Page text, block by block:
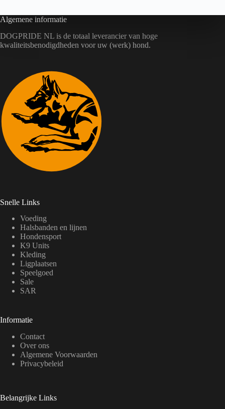
Algemene informatie
DOGPRIDE NL is de totaal leverancier van hoge
kwaliteitsbenodigdheden voor uw (werk) hond.
Snelle Links
Voeding
Halsbanden en lijnen
Hondensport
K9 Units
Kleding
Ligplaatsen
Speelgoed
Sale
SAR
Informatie
Contact
Over ons
Algemene Voorwaarden
Privacybeleid
Belangrijke Links